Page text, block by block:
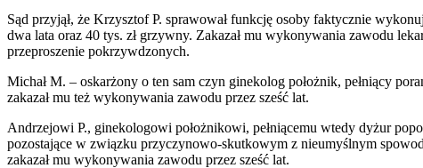
Sąd przyjął, że Krzysztof P. sprawował funkcję osoby faktycznie
dwa lata oraz 40 tys. zł grzywny. Zakazał mu wykonywania zawodu
przeproszenie pokrzywdzonych.
Michał M. – oskarżony o ten sam czyn ginekolog położnik, pełniący
zakazał mu też wykonywania zawodu przez sześć lat.
Andrzejowi P., ginekologowi położnikowi, pełniącemu wtedy dyżur
pozostające w związku przyczynowo-skutkowym z nieumyślnym
zakazał mu wykonywania zawodu przez sześć lat.